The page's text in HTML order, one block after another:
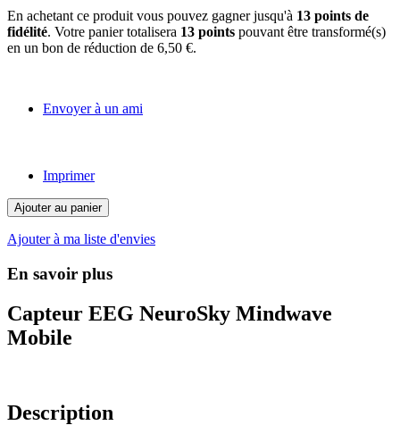
En achetant ce produit vous pouvez gagner jusqu'à 13 points de
fidélité. Votre panier totalisera 13 points pouvant être transformé(s)
en un bon de réduction de 6,50 €.
Envoyer à un ami
Imprimer
Ajouter au panier
Ajouter à ma liste d'envies
En savoir plus
Capteur EEG NeuroSky Mindwave
Mobile
Description